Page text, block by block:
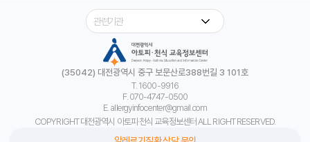
(35042) 대전광역시 중구 보문산로388번길 3 101호
T. 1600-9916
F. 070-4747-0500
E. allergyinfocenter@gmail.com
COPYRIGHT 대전광역시 아토피·천식 교육정보센터 ALL RIGHT RESERVED.